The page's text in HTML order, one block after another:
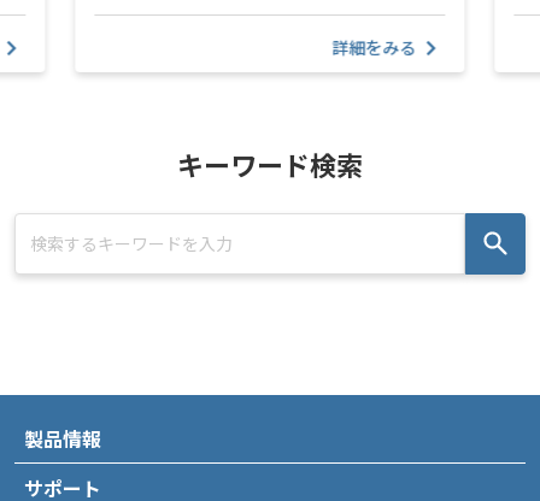
詳細をみる
キーワード検索
製品情報
サポート